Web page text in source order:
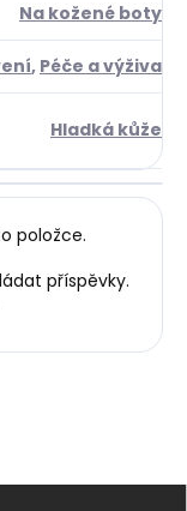
Na kožené boty
, Péče a výživa
Hladká kůže
položce.
příspěvky.